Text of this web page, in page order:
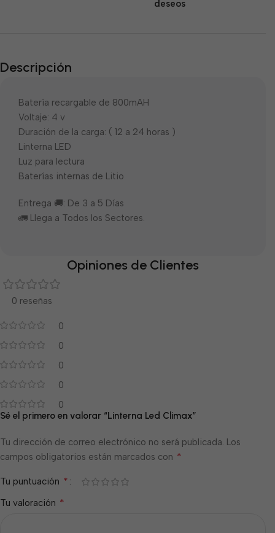
deseos
Descripción
Batería recargable de 800mAH
Voltaje: 4 v
Duración de la carga: ( 12 a 24 horas )
Linterna LED
Luz para lectura
Baterías internas de Litio
Entrega 🚚: De 3 a 5 Días
🚛 Llega a Todos los Sectores.
Opiniones de Clientes
0 reseñas
0
0
0
0
0
Sé el primero en valorar “Linterna Led Climax”
Tu dirección de correo electrónico no será publicada. Los
campos obligatorios están marcados con *
Tu puntuación *
Tu valoración *